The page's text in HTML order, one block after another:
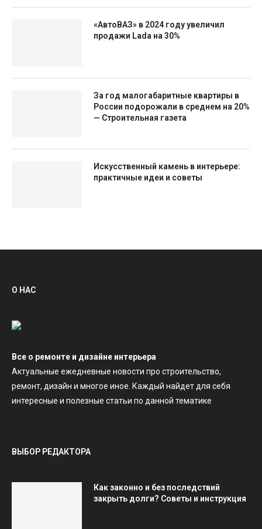
«АвтоВАЗ» в 2024 году увеличил
продажи Lada на 30%
За год малогабаритные квартиры в
России подорожали в среднем на 20%
— Строительная газета
Искусственный камень в интерьере:
практичные идеи и советы
О НАС
Все о ремонте и дизайне интерьера
Актуальные ежедневные новости про строительство,
ремонт, дизайн и многое иное. Каждый найдет для себя
интересные и полезные статьи по данной тематике
ВЫБОР РЕДАКТОРА
Как законно и без последствий
закрыть долги? Советы и инструкция